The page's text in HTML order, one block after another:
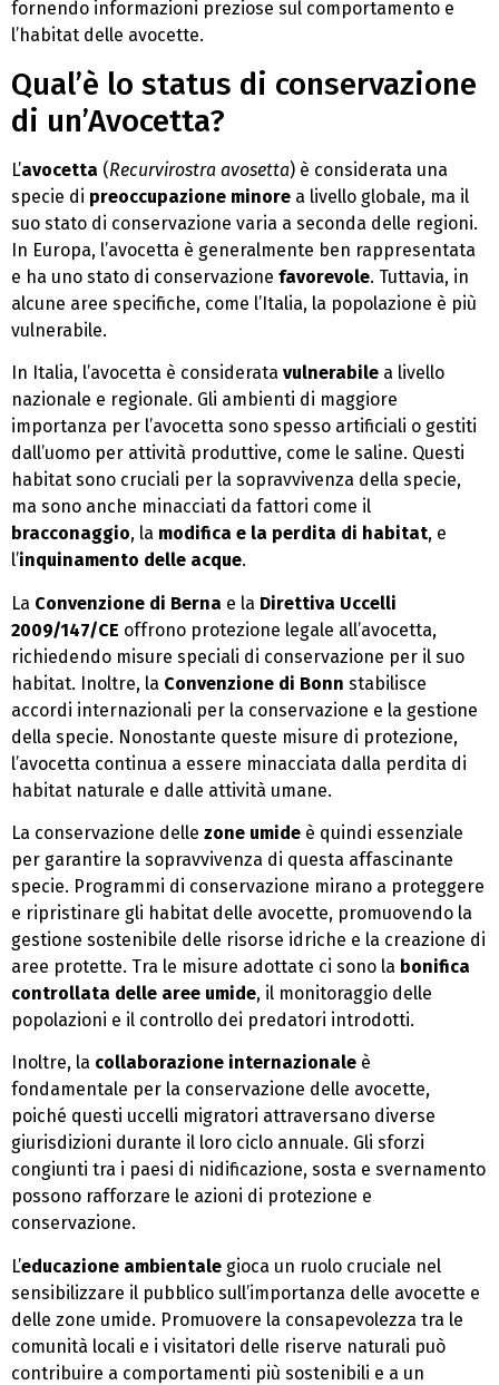
fornendo informazioni preziose sul comportamento e
l’habitat delle avocette.
Qual’è lo status di conservazione
di un’Avocetta?
L’avocetta (Recurvirostra avosetta) è considerata una
specie di preoccupazione minore a livello globale, ma il
suo stato di conservazione varia a seconda delle regioni.
In Europa, l’avocetta è generalmente ben rappresentata
e ha uno stato di conservazione favorevole. Tuttavia, in
alcune aree specifiche, come l’Italia, la popolazione è più
vulnerabile.
In Italia, l’avocetta è considerata vulnerabile a livello
nazionale e regionale. Gli ambienti di maggiore
importanza per l’avocetta sono spesso artificiali o gestiti
dall’uomo per attività produttive, come le saline. Questi
habitat sono cruciali per la sopravvivenza della specie,
ma sono anche minacciati da fattori come il
bracconaggio, la modifica e la perdita di habitat, e
l’inquinamento delle acque.
La Convenzione di Berna e la Direttiva Uccelli
2009/147/CE offrono protezione legale all’avocetta,
richiedendo misure speciali di conservazione per il suo
habitat. Inoltre, la Convenzione di Bonn stabilisce
accordi internazionali per la conservazione e la gestione
della specie. Nonostante queste misure di protezione,
l’avocetta continua a essere minacciata dalla perdita di
habitat naturale e dalle attività umane.
La conservazione delle zone umide è quindi essenziale
per garantire la sopravvivenza di questa affascinante
specie. Programmi di conservazione mirano a proteggere
e ripristinare gli habitat delle avocette, promuovendo la
gestione sostenibile delle risorse idriche e la creazione di
aree protette. Tra le misure adottate ci sono la bonifica
controllata delle aree umide, il monitoraggio delle
popolazioni e il controllo dei predatori introdotti.
Inoltre, la collaborazione internazionale è
fondamentale per la conservazione delle avocette,
poiché questi uccelli migratori attraversano diverse
giurisdizioni durante il loro ciclo annuale. Gli sforzi
congiunti tra i paesi di nidificazione, sosta e svernamento
possono rafforzare le azioni di protezione e
conservazione.
L’educazione ambientale gioca un ruolo cruciale nel
sensibilizzare il pubblico sull’importanza delle avocette e
delle zone umide. Promuovere la consapevolezza tra le
comunità locali e i visitatori delle riserve naturali può
contribuire a comportamenti più sostenibili e a un